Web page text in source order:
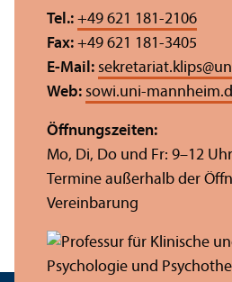
Tel.: +49 621 181-2106
Fax: +49 621 181-3405
E-Mail: sekretariat.klips@
Web: sowi.uni-
Öffnungs­zeiten:
Mo, Di, Do und Fr: 9–12 Uhr
Termine außerhalb der
Vereinbarung